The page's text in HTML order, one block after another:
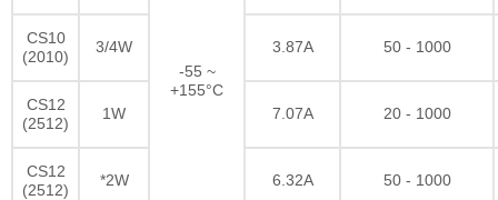
-55 ~
+155°C
CS10
(2010)
3/4W 3.87A 50 - 1000
CS12
(2512)
1W 7.07A 20 - 1000
CS12
(2512)
*2W 6.32A 50 - 1000